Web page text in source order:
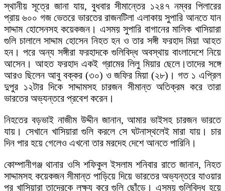
স্থানীয় সূত্রে জানা যায়, বুধবার সীমান্তের ১২৪৭ নম্বর পিলারের
প্রায় ৬০০ গজ ভেতরে ভারতের রাজনটিলা এলাকায় সুপারি আনতে যান
সাদ্দাম হোসেনসহ কয়েকজন। এসময় সুপারি বাগানের মালিক খাসিয়ারা
গুলি চালালে সাদ্দাম হোসেন নিহত হন ও তার সঙ্গী ফরহাদ মিয়া আহত
হন। পরে অন্য সঙ্গীরা ফরহাদকে গুলিবিদ্ধ অবস্থায় বাংলাদেশে নিয়ে
আসেন। আহত ফরহাদ একই গ্রামের লিলু মিয়ার ছেলে।তাদের সঙ্গে
আরও ছিলেন আবু বক্কর (৩০) ও জফির মিয়া (২৮)। গত ১ এপ্রিল
দুপুর ১২টার দিকে সাদ্দামসহ চারজন সীমান্ত অতিক্রম করে তারা
ভারতের অভ্যন্তরে প্রবেশ করেন।
নিহতের বড়ভাই নাজীম উদ্দীন জানান, আমার ভাইসহ চারজন ভারতে
যায়। সেখানে খাসিয়ারা গুলি করলে সে ঘটনাস্থলেই মারা যায়। চার
দিন পার হয়ে গেলেও এখনো তার মরদেহ দেশে আনতে পারিনি।
কোম্পানীগঞ্জ থানার ওসি শফিকুল ইসলাম শনিবার রাতে জানান, নিহত
সাদ্দামসহ কয়েকজন সীমান্ত পাড়িয়ে দিয়ে ভারতের অভ্যন্তরে যাওয়ার
পর খাসিয়ারা তাদেরকে লক্ষ্য করে গুলি ছোঁড়ে। এসময় গুলিবিদ্ধ হয়ে